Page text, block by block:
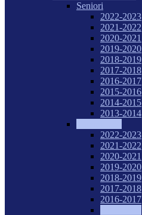
Seniori
2022-2023
2021-2022
2020-2021
2019-2020
2018-2019
2017-2018
2016-2017
2015-2016
2014-2015
2013-2014
2022-2023
2021-2022
2020-2021
2019-2020
2018-2019
2017-2018
2016-2017